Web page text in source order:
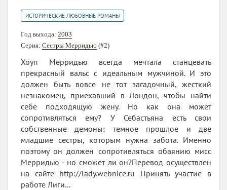
ИСТОРИЧЕСКИЕ ЛЮБОВНЫЕ РОМАНЫ
Год выхода: 2003
Серия: Сестры Мерридью (#2)
Хоуп Мерридью всегда мечтала станцевать
прекрасный вальс с идеальным мужчиной. И это
должен быть вовсе не тот загадочный, жесткий
незнакомец, приехавший в Лондон, чтобы найти
себе подходящую жену. Но как она может
сопротивляться ему? У Себастьяна есть свои
собственные демоны: темное прошлое и две
младшие сестры, которым нужна забота. Именно
поэтому он должен сопротивляться обаянию мисс
Мерридью - но сможет ли он?Перевод осуществлен
на сайте http://lady.webnice.ru Принять участие в
работе Лиги...